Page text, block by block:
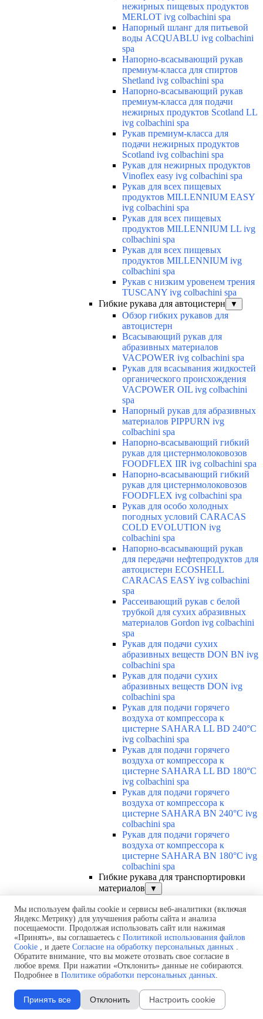
нежирных пищевых продуктов
MERLOT ivg colbachini spa
Напорный шланг для питьевой
воды ACQUABLU ivg colbachini
spa
Напорно-всасывающий рукав
премиум-класса для спиртов
Shetland ivg colbachini spa
Напорно-всасывающий рукав
премиум-класса для подачи
нежирных продуктов Scotland LL
ivg colbachini spa
Рукав премиум-класса для
подачи нежирных продуктов
Scotland ivg colbachini spa
Рукав для нежирных продуктов
Vinoflex easy ivg colbachini spa
Рукав для всех пищевых
продуктов MILLENNIUM EASY
ivg colbachini spa
Рукав для всех пищевых
продуктов MILLENNIUM LL ivg
colbachini spa
Рукав для всех пищевых
продуктов MILLENNIUM ivg
colbachini spa
Рукав с низким уровенем трения
TUSCANY ivg colbachini spa
Гибкие рукава для автоцистерн
▼
Обзор гибких рукавов для
автоцистерн
Всасывающий рукав для
абразивных материалов
VACPOWER ivg colbachini spa
Рукав для всасывания жидкостей
органического происхождения
VACPOWER OIL ivg colbachini
spa
Напорный рукав для абразивных
материалов PIPPURN ivg
colbachini spa
Напорно-всасывающий гибкий
рукав для цистернмолоковозов
FOODFLEX IIR ivg colbachini spa
Напорно-всасывающий гибкий
рукав для цистернмолоковозов
FOODFLEX ivg colbachini spa
Рукав для особо холодных
погодных условий CARACAS
COLD EVOLUTION ivg
colbachini spa
Напорно-всасывающий рукав
для передачи нефтепродуктов для
автоцистерн ECOSHELL
CARACAS EASY ivg colbachini
spa
Рассеивающий рукав с белой
трубкой для сухих абразивных
материалов Gordon ivg colbachini
spa
Рукав для подачи сухих
абразивных веществ DON BN ivg
colbachini spa
Рукав для подачи сухих
абразивных веществ DON ivg
colbachini spa
Рукав для подачи горячего
воздуха от компрессора к
цистерне SAHARA LL BD 240°C
ivg colbachini spa
Рукав для подачи горячего
воздуха от компрессора к
цистерне SAHARA LL BD 180°C
ivg colbachini spa
Рукав для подачи горячего
воздуха от компрессора к
цистерне SAHARA BN 240°C ivg
colbachini spa
Рукав для подачи горячего
воздуха от компрессора к
цистерне SAHARA BN 180°C ivg
colbachini spa
Гибкие рукава для транспортировки
материалов
▼
транспортировки материалов
Напорно-всасывающий рукав
для абразивных материалов
VOLGA ivg colbachini spa
Пескоструйный рукав ORINOCO
HP ivg colbachini spa
Пескоструйный рукав ORINOCO
Рукав для абразивной очистки
поверхности при помощи сухого
Мы используем файлы cookie и сервисы веб-аналитики (включая
Яндекс.Метрику) для улучшения работы сайта и анализа
посещаемости. Продолжая использовать сайт или нажимая
«Принять», вы соглашаетесь с Политикой использования файлов
Cookie , и даете Согласие на обработку персональных данных .
Обратите внимание, что вы можете отозвать свое согласие в
любое время. При нажатии «Отклонить» данные не собираются.
Подробнее в Политике обработки персональных данных.
Принять все Отклонить Настроить cookie